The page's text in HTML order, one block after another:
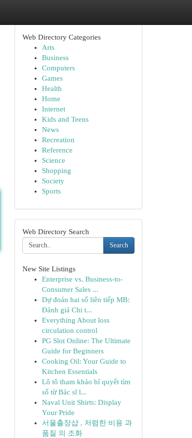
Web Directory Categories
Arts
Business
Computers
Games
Health
Home
Internet
Kids and Teens
News
Recreation
Reference
Science
Shopping
Society
Sports
Web Directory Search
Search
New Site Listings
Enterprise vs. Business-to-
Consumer Sales ...
Dự đoán hai số liên tiếp MB:
Đánh giá Chi t...
Everything About loss
circulation control
PG Slot Online: The Ultimate
Guide for Beginners
Cooking Oil: Your Guide to
Kitchen Essentials
Lô tô tham khảo bí quyết tìm
số từ Bác sĩ l...
Naval Unit Shirts: Display
Your Pride
서울출장샵 , 저렴한 비용 과
품질 의 조화